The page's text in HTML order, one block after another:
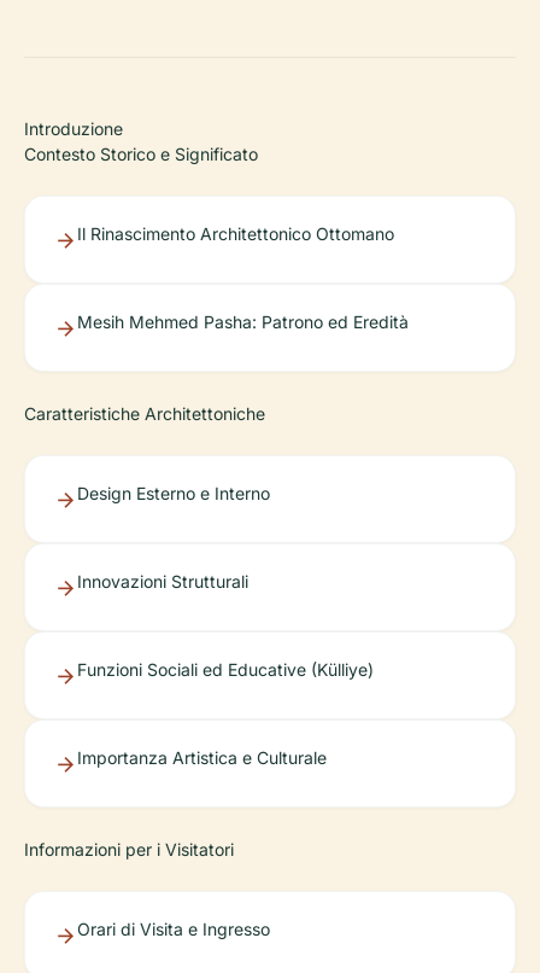
Introduzione
Contesto Storico e Significato
Il Rinascimento Architettonico Ottomano
Mesih Mehmed Pasha: Patrono ed Eredità
Caratteristiche Architettoniche
Design Esterno e Interno
Innovazioni Strutturali
Funzioni Sociali ed Educative (Külliye)
Importanza Artistica e Culturale
Informazioni per i Visitatori
Orari di Visita e Ingresso